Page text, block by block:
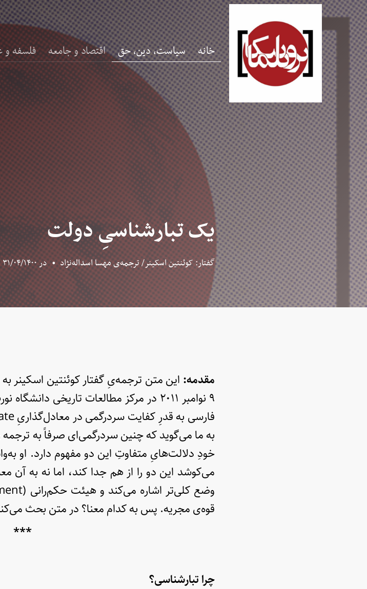
خانه سیاست، دین، حق اقتصاد و جامعه فلسفه و
یک تبارشناسیِ دولت
گفتار: کوئنتین اسکینر/ ترجمه‌ی مهسا اسداله‌نژاد • در۳۱/۰۴/۱۴۰۰
مقدمه: این متن ترجمه‌یِ گفتار کوئنتین اسکینر
۹ نوامبر ۲۰۱۱ در مرکز مطالعات تاریخی
به ما می‌گوید که چنین سردرگمی‌ای صرفاً به
خودِ دلالت‌هایِ متفاوتِ این دو مفهوم دارد. او
قوه‌ی مجریه. پس به کدام معنا؟‌ در متن بحث
***
چرا تبارشناسی؟